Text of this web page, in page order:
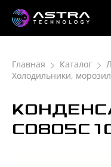
Главная Каталог
Холодильники,